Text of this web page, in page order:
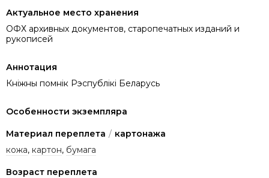
Актуальное место хранения
ОФХ архивных документов, старопечатных изданий и
рукописей
Аннотация
Кніжны помнік Рэспублікі Беларусь
Особенности экземпляра
Материал переплета / картонажа
кожа, картон, бумага
Возраст переплета